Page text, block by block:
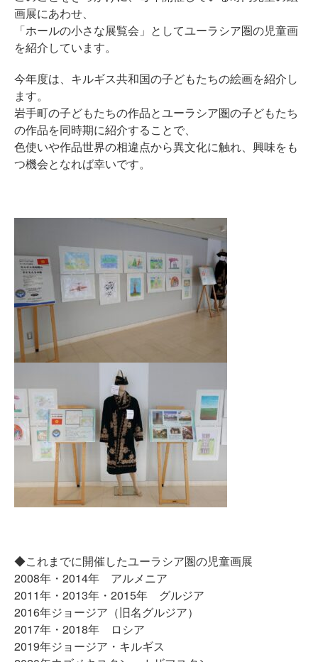
画展にあわせ、
「ホールの小さな展覧会」としてユーラシア圏の児童画
を紹介しています。
今年度は、キルギス共和国の子どもたちの絵画を紹介し
ます。
岩手町の子どもたちの作品とユーラシア圏の子どもたち
の作品を同時期に紹介することで、
色使いや作品世界の相違点から異文化に触れ、興味をも
つ機会となれば幸いです。
◆これまでに開催したユーラシア圏の児童画展
2008年・2014年 アルメニア
2011年・2013年・2015年 グルジア
2016年ジョージア（旧名グルジア）
2017年・2018年 ロシア
2019年ジョージア・キルギス